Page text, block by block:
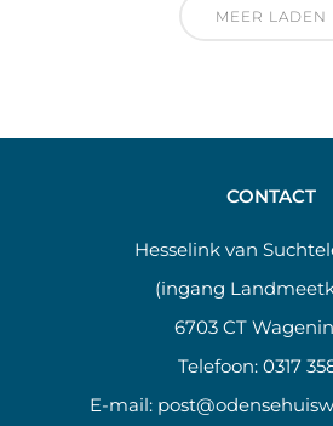
MEER LADEN
CONTACT
Hesselink van
(ingang
6703 CT
Telefoon: 0317
E-mail: